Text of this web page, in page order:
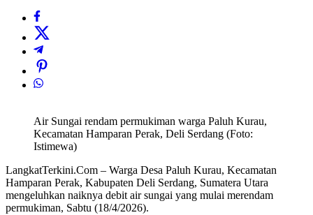
Air Sungai rendam permukiman warga Paluh Kurau,
Kecamatan Hamparan Perak, Deli Serdang (Foto:
Istimewa)
LangkatTerkini.Com – Warga Desa Paluh Kurau, Kecamatan
Hamparan Perak, Kabupaten Deli Serdang, Sumatera Utara
mengeluhkan naiknya debit air sungai yang mulai merendam
permukiman, Sabtu (18/4/2026).